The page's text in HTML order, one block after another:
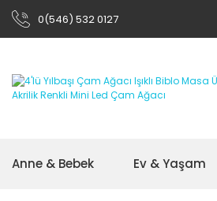
0(546) 532 0127
Anne & Bebek Ev & Yaşam